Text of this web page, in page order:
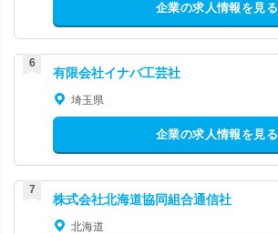
企業の求人情報を見る
有限会社イナバ工芸社
埼玉県
企業の求人情報を見る
株式会社北海道協同組合通信社
北海道